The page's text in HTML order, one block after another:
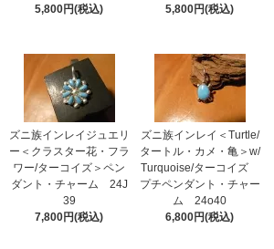
5,800円(税込)
5,800円(税込)
ズニ族インレイジュエリ
ー＜クラスター花・フラ
ワー/ターコイズ＞ペン
ダント・チャーム 24J
39
7,800円(税込)
ズニ族インレイ＜Turtle/
タートル・カメ・亀＞w/
Turquoise/ターコイズ
プチペンダント・チャー
ム 24o40
6,800円(税込)